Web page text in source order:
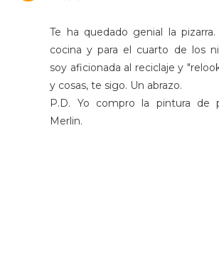
Te ha quedado genial la
cocina y para el cuarto de los
soy aficionada al reciclaje y
y cosas, te sigo. Un abrazo.
P.D. Yo compro la pintura de
Merlin.